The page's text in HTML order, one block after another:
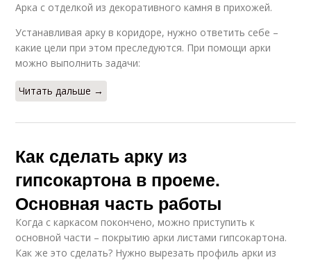
Арка с отделкой из декоративного камня в прихожей.
Устанавливая арку в коридоре, нужно ответить себе –
какие цели при этом преследуются. При помощи арки
можно выполнить задачи:
Читать дальше →
Как сделать арку из
гипсокартона в проеме.
Основная часть работы
Когда с каркасом покончено, можно приступить к
основной части – покрытию арки листами гипсокартона.
Как же это сделать? Нужно вырезать профиль арки из